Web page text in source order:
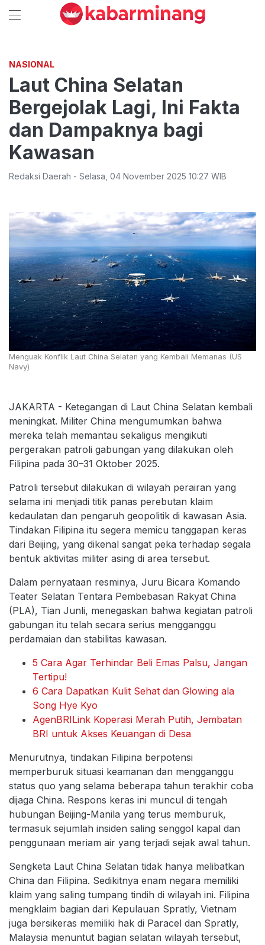
NASIONAL
Laut China Selatan
Bergejolak Lagi, Ini Fakta
dan Dampaknya bagi
Kawasan
Redaksi Daerah - Selasa 04 November 2025 10:27 WIB
Menguak Konflik Laut China Selatan yang Kembali Memanas (US
Navy)
JAKARTA - Ketegangan di Laut China Selatan kembali
meningkat. Militer China mengumumkan bahwa
mereka telah memantau sekaligus mengikuti
pergerakan patroli gabungan yang dilakukan oleh
Filipina pada 30–31 Oktober 2025.
Patroli tersebut dilakukan di wilayah perairan yang
selama ini menjadi titik panas perebutan klaim
kedaulatan dan pengaruh geopolitik di kawasan Asia.
Tindakan Filipina itu segera memicu tanggapan keras
dari Beijing, yang dikenal sangat peka terhadap segala
bentuk aktivitas militer asing di area tersebut.
Dalam pernyataan resminya, Juru Bicara Komando
Teater Selatan Tentara Pembebasan Rakyat China
(PLA), Tian Junli, menegaskan bahwa kegiatan patroli
gabungan itu telah secara serius mengganggu
perdamaian dan stabilitas kawasan.
5 Cara Agar Terhindar Beli Emas Palsu, Jangan
Tertipu!
6 Cara Dapatkan Kulit Sehat dan Glowing ala
Song Hye Kyo
AgenBRILink Koperasi Merah Putih, Jembatan
BRI untuk Akses Keuangan di Desa
Menurutnya, tindakan Filipina berpotensi
memperburuk situasi keamanan dan mengganggu
status quo yang selama beberapa tahun terakhir coba
dijaga China. Respons keras ini muncul di tengah
hubungan Beijing-Manila yang terus memburuk,
termasuk sejumlah insiden saling senggol kapal dan
penggunaan meriam air yang terjadi sejak awal tahun.
Sengketa Laut China Selatan tidak hanya melibatkan
China dan Filipina. Sedikitnya enam negara memiliki
klaim yang saling tumpang tindih di wilayah ini. Filipina
mengklaim bagian dari Kepulauan Spratly, Vietnam
juga bersikeras memiliki hak di Paracel dan Spratly,
Malaysia menuntut bagian selatan wilayah tersebut,